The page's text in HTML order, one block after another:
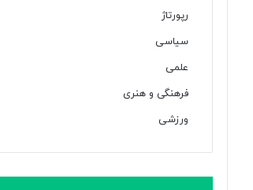
رپورتاژ
سیاسی
علمی
فرهنگی و هنری
ورزشی